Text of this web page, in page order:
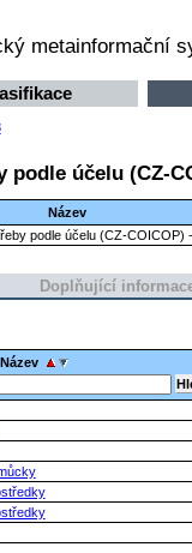
metainformační
účelu (CZ-
Název
podle účelu (CZ-COICOP)
Doplňující
Název